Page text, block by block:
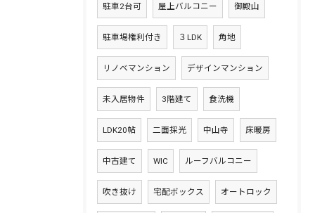
駐車2台可 屋上バルコニー 御殿山
駐車場権利付き ３LDK 角地
リノベマンション デザインマンション
未入居物件 3階建て 食洗機
LDK20帖 二面採光 中山寺 床暖房
中古建て WIC ルーフバルコニー
吹き抜け 宅配ボックス オートロック